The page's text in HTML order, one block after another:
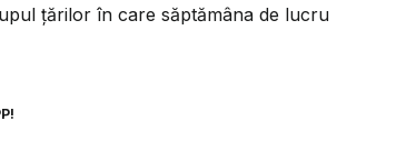
țărilor în care săptămâna de lucru